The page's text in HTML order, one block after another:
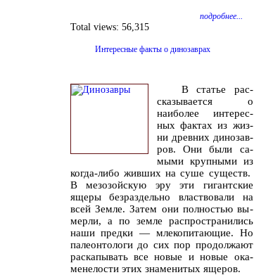
подробнее...
Total views: 56,315
Интересные факты о динозаврах
В ста­тье рас­
ска­зы­ва­ется о
наибо­лее инте­рес­
ных фак­тах из жиз­
ни древ­них ди­но­зав­
ров. Они бы­ли са­
мы­ми круп­ны­ми из
ко­гда-либо жив­ших на су­ше су­ществ.
В ме­зо­зой­скую эру эти ги­гант­ские
яще­ры без­раз­дель­но власт­во­ва­ли на
всей Зем­ле. За­тем они пол­но­стью вы­
мер­ли, а по зем­ле рас­про­стра­ни­лись
на­ши пред­ки — мле­ко­пи­та­ю­щие. Но
па­ле­он­то­ло­ги до сих пор про­дол­жа­ют
рас­ка­пы­вать все но­вые и но­вые ока­
мене­ло­сти этих зна­ме­ни­тых яще­ров.